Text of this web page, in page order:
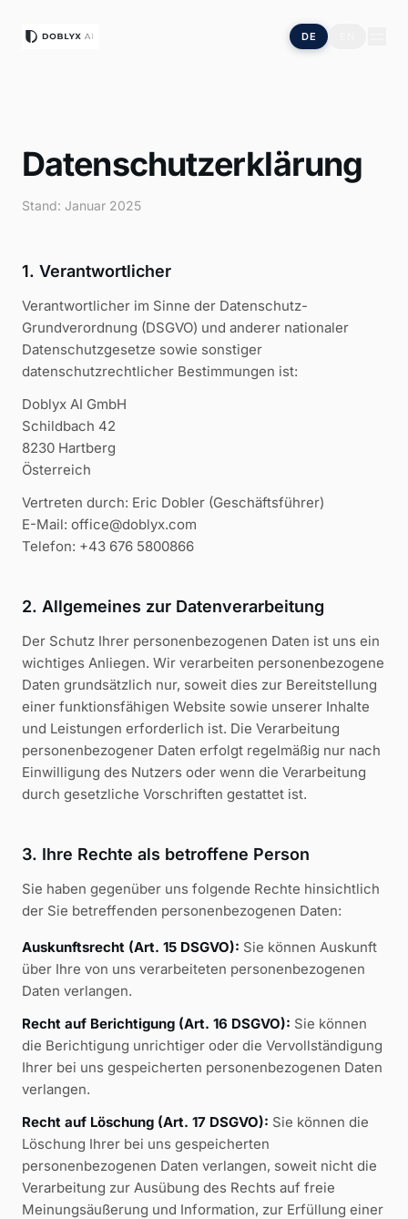
DE
Datenschutzerklärung
Stand: Januar 2025
1. Verantwortlicher
Verantwortlicher im Sinne der Datenschutz-
Grundverordnung (DSGVO) und anderer nationaler
Datenschutzgesetze sowie sonstiger
datenschutzrechtlicher Bestimmungen ist:
Doblyx AI GmbH
Schildbach 42
8230 Hartberg
Österreich
Vertreten durch: Eric Dobler (Geschäftsführer)
E-Mail: office@doblyx.com
Telefon: +43 676 5800866
2. Allgemeines zur Datenverarbeitung
Der Schutz Ihrer personenbezogenen Daten ist uns ein
wichtiges Anliegen. Wir verarbeiten personenbezogene
Daten grundsätzlich nur, soweit dies zur Bereitstellung
einer funktionsfähigen Website sowie unserer Inhalte
und Leistungen erforderlich ist. Die Verarbeitung
personenbezogener Daten erfolgt regelmäßig nur nach
Einwilligung des Nutzers oder wenn die Verarbeitung
durch gesetzliche Vorschriften gestattet ist.
3. Ihre Rechte als betroffene Person
Sie haben gegenüber uns folgende Rechte hinsichtlich
der Sie betreffenden personenbezogenen Daten:
Auskunftsrecht (Art. 15 DSGVO): Sie können Auskunft
über Ihre von uns verarbeiteten personenbezogenen
Daten verlangen.
Recht auf Berichtigung (Art. 16 DSGVO): Sie können
die Berichtigung unrichtiger oder die Vervollständigung
Ihrer bei uns gespeicherten personenbezogenen Daten
verlangen.
Recht auf Löschung (Art. 17 DSGVO): Sie können die
Löschung Ihrer bei uns gespeicherten
personenbezogenen Daten verlangen, soweit nicht die
Verarbeitung zur Ausübung des Rechts auf freie
Meinungsäußerung und Information, zur Erfüllung einer